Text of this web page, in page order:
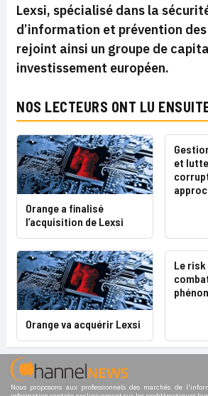
Lexsi, spécialisé dans la
d’information et prévention
rejoint ainsi un groupe de
investissement européen.
NOS LECTEURS ONT LU
Orange a finalisé
l’acquisition de Lexsi
et
Orange va acquérir Lexsi
Le risk
Nous proposons aux professionnels des marchés de